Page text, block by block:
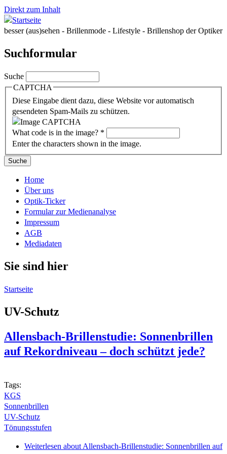
Direkt zum Inhalt
besser (aus)sehen - Brillenmode - Lifestyle - Brillenshop der Optiker
Suchformular
Suche
CAPTCHA
Diese Eingabe dient dazu, diese Website vor automatisch
gesendeten Spam-Mails zu schützen.
What code is in the image? *
Enter the characters shown in the image.
Home
Über uns
Optik-Ticker
Formular zur Medienanalyse
Impressum
AGB
Mediadaten
Sie sind hier
Startseite
UV-Schutz
Allensbach-Brillenstudie: Sonnenbrillen
auf Rekordniveau – doch schützt jede?
Tags:
KGS
Sonnenbrillen
UV-Schutz
Tönungsstufen
Weiterlesen about Allensbach-Brillenstudie: Sonnenbrillen auf